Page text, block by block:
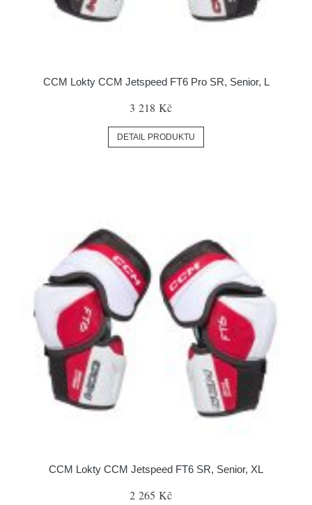
CCM Lokty CCM Jetspeed FT6 Pro SR, Senior, L
3 218 Kč
DETAIL PRODUKTU
CCM Lokty CCM Jetspeed FT6 SR, Senior, XL
2 265 Kč